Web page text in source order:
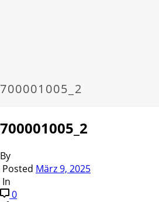
700001005_2
700001005_2
By
Posted März 9, 2025
In
0